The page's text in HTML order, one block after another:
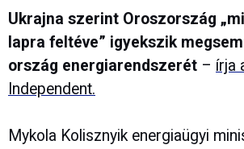
Ukrajna szerint Oroszország
lapra feltéve” igyekszik
ország energiarendszerét – írja
Independent.
Mykola Kolisznyik energiaügyi